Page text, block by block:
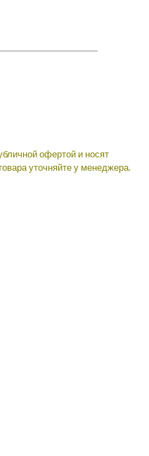
офертой и носят
уточняйте у менеджера.